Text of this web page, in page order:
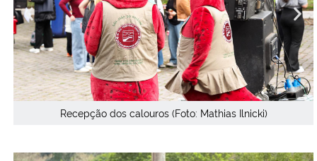
Recepção dos calouros (Foto: Mathias Ilnicki)